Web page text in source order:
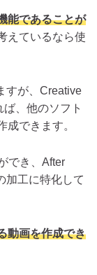
能であることが
えているなら使
すが、Creative
、他のソフト
成できます。
でき、After
加工に特化して
動画を作成でき